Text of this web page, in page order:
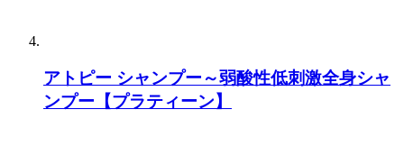
アトピー シャンプー～弱酸性低刺激全身シャ
ンプー【プラティーン】